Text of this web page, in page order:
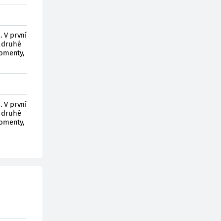
V první
druhé
V první
druhé